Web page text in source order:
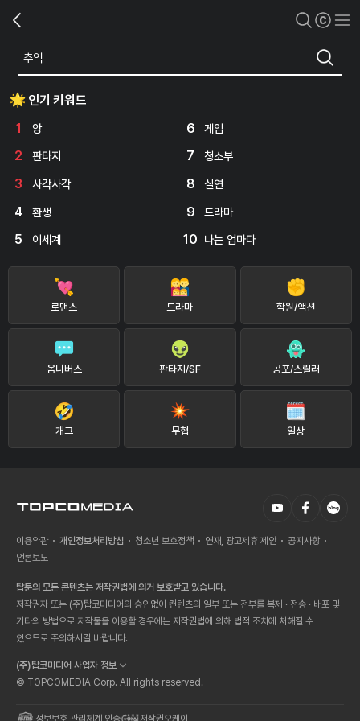
인기 키워드
1
앙
2 판타지
3 사각사각
4 환생
5 이세계
6 게임
7 청소부
8 실연
9 드라마
10 나는 엄마다
로맨스 드라마 학원/액션
옴니버스 판타지/SF 공포/스릴러
개그 무협 일상
이용약관 개인정보처리방침 청소년 보호정책 연재, 광고제휴 제안
공지사항
언론보도
탑툰의 모든 콘텐츠는 저작권법에 의거 보호받고 있습니다.
저작권자 또는 (주)탑코미디어의 승인없이 컨텐츠의 일부 또는 전부를 복제 · 전송 · 배포 및
기타의 방법으로 저작물을 이용할 경우에는 저작권법에 의해 법적 조치에 처해질 수
있으므로 주의하시길 바랍니다.
(주)탑코미디어 사업자 정보
© TOPCOMEDIA Corp. All rights reserved.
정보보호 관리체계 인증 저작권오케이